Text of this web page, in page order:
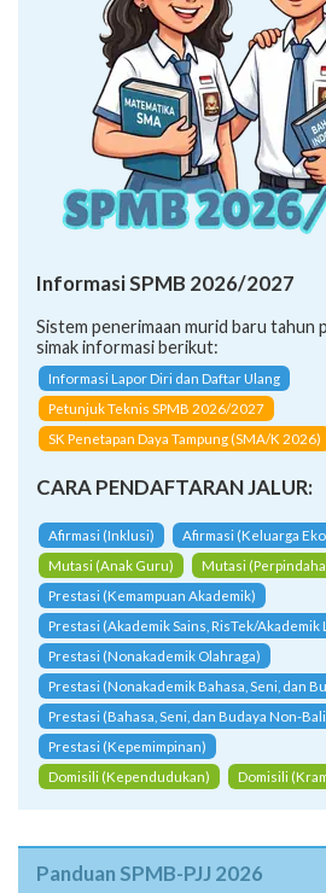
Informasi SPMB 2026/2027
Sistem penerimaan murid baru tahun
simak informasi berikut:
Informasi Lapor Diri dan Daftar Ulang
Petunjuk Teknis SPMB 2026/2027
SK Penetapan Daya Tampung (SMA/K 2026)
CARA PENDAFTARAN JALUR:
Afirmasi (Inklusi)
Afirmasi (Keluarga
Mutasi (Anak Guru)
Mutasi
Prestasi (Kemampuan Akademik)
Prestasi (Akademik Sains, RisTek/Akademik
Prestasi (Nonakademik Olahraga)
Prestasi (Nonakademik Bahasa, Seni, dan
Prestasi (Bahasa, Seni, dan Budaya Non-
Prestasi (Kepemimpinan)
Domisili (Kependudukan)
Domisili
Panduan SPMB-PJJ 2026